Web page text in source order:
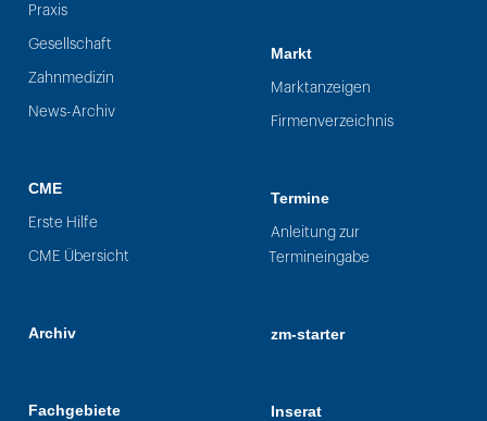
Praxis
Gesellschaft
Zahnmedizin
News-Archiv
CME
Erste Hilfe
CME Übersicht
Archiv
Fachgebiete
Markt
Marktanzeigen
Firmenverzeichnis
Termine
Anleitung zur
Termineingabe
zm-starter
Inserat